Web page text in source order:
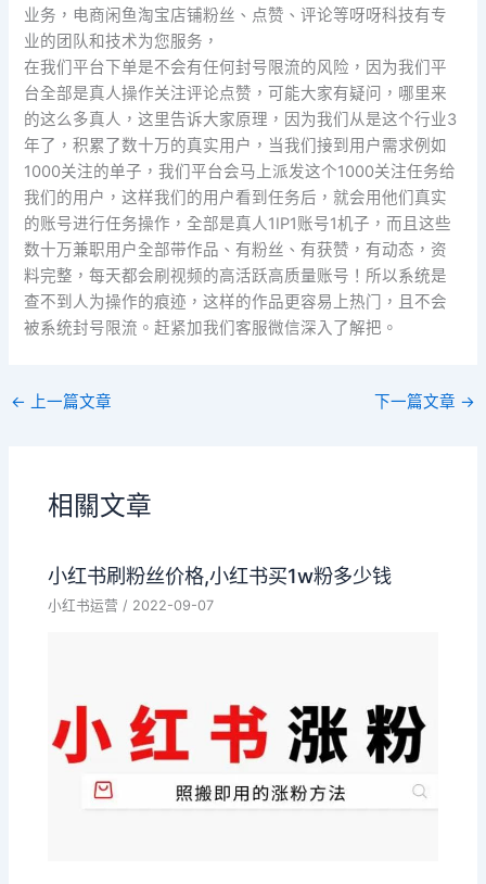
业务，电商闲鱼淘宝店铺粉丝、点赞、评论等呀呀科技有专
业的团队和技术为您服务，
在我们平台下单是不会有任何封号限流的风险，因为我们平
台全部是真人操作关注评论点赞，可能大家有疑问，哪里来
的这么多真人，这里告诉大家原理，因为我们从是这个行业3
年了，积累了数十万的真实用户，当我们接到用户需求例如
1000关注的单子，我们平台会马上派发这个1000关注任务给
我们的用户，这样我们的用户看到任务后，就会用他们真实
的账号进行任务操作，全部是真人1IP1账号1机子，而且这些
数十万兼职用户全部带作品、有粉丝、有获赞，有动态，资
料完整，每天都会刷视频的高活跃高质量账号！所以系统是
查不到人为操作的痕迹，这样的作品更容易上热门，且不会
被系统封号限流。赶紧加我们客服微信深入了解把。
← 上一篇文章 下一篇文章 →
相關文章
小红书刷粉丝价格,小红书买1w粉多少钱
小红书运营 / 2022-09-07